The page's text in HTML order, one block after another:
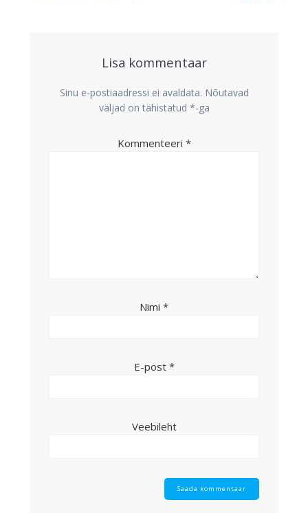
Lisa kommentaar
Sinu e-postiaadressi ei avaldata. Nõutavad
väljad on tähistatud *-ga
Kommenteeri *
Nimi *
E-post *
Veebileht